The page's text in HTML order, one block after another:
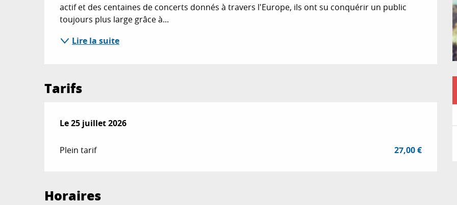
actif et des centaines de concerts donnés à travers l'Europe, ils ont su conquérir un public
toujours plus large grâce à...
Lire la suite
Tarifs
Le25 juillet 2026
Le25 juillet 2026
Plein tarif 27,00 €
Horaires